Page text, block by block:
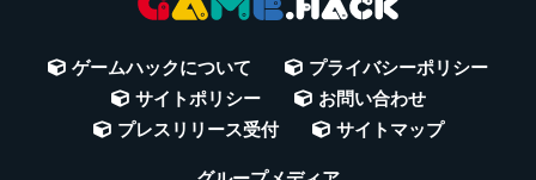
ゲームハックについて
プライバシーポリシー
サイトポリシー
お問い合わせ
プレスリリース受付
サイトマップ